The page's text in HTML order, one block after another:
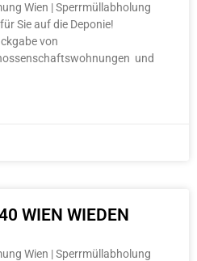
Wien | Sperrmüllabholung
Sie auf die Deponie!
von
und
WIEN WIEDEN
Wien | Sperrmüllabholung